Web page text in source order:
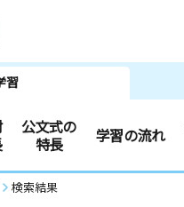
習
公文式の
特長
学習の流れ
検索結果